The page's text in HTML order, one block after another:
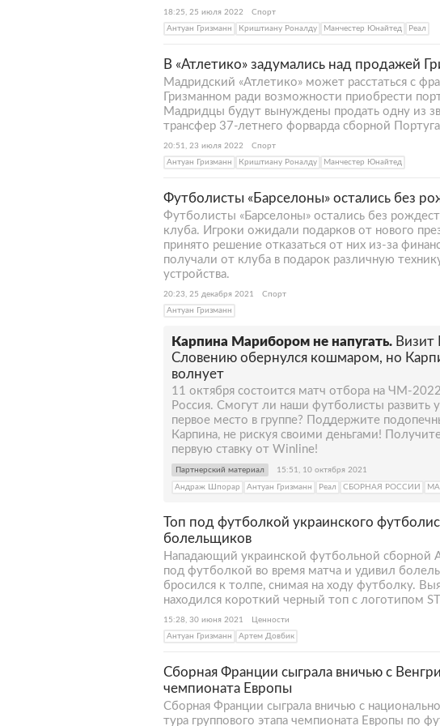
18:25, 25 июля 2022
Спорт
Антуан Гризманн
Криштиану Роналду Манчестер Юнайтед Реал
В «Атлетико» задумались над продажей
Мадридский «Атлетико» может расстаться с
Гризманном ради возможности приобрести
Мадридцы будут вынуждены продать одну из
трансфер 37-летнего форварда сборной
20:51, 23 июля 2022
Спорт
Антуан Гризманн
Криштиану Роналду Манчестер Юнайтед
Футболисты «Барселоны» остались без
Футболисты «Барселоны» остались без
клуба. Игроки ожидали подарков от нового
принято решение отказаться от них из-за
получали от клуба в подарок различную
устройства.
20:23, 25 декабря 2021
Спорт
Антуан Гризманн
Карпина Марибором не напугать. Визит
Словению обернулся кошмаром, но
волнует
11 октября состоится матч отбора на ЧМ-
Россия. Смогут ли наши футболисты развить
первое место в группе? Поддержите
Карпина, не рискуя своими деньгами!
первую ставку от Winline!
15:51, 10 октября 2021
Партнерский материал
Андраж Шпорар Антуан Гризманн Реал СБОРНАЯ РОССИИ
Топ под футболкой украинского
болельщиков
Нападающий украинской футбольной сборной
под футболкой во время матча и удивил
бросился к толпе, снимая на ходу футболку.
находился короткий черный топ с логотипом
15:28, 30 июня 2021
Ценности
Антуан Гризманн
Артем Довбик
Сборная Франции сыграла вничью с
чемпионата Европы
Сборная Франции сыграла вничью с
тура группового этапа чемпионата Европы по